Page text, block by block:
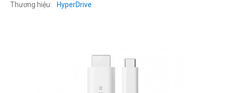
Thương hiệu HyperDrive